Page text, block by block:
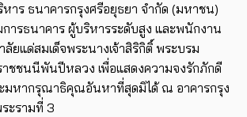
าร ธนาคารกรุงศรีอยุธยา จำกัด (มหาชน)
ารธนาคาร ผู้บริหารระดับสูง และพนักงาน
ยแด่สมเด็จพระนางเจ้าสิริกิติ์ พระบรม
ชชนนีพันปีหลวง เพื่อแสดงความจงรักภักดี
มหากรุณาธิคุณอันหาที่สุดมิได้ ณ อาคารกรุง
ะรามที่ 3